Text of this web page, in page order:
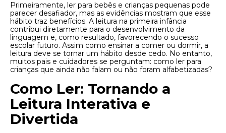
Primeiramente, ler para bebês e crianças pequenas pode
parecer desafiador, mas as evidências mostram que esse
hábito traz benefícios. A leitura na primeira infância
contribui diretamente para o desenvolvimento da
linguagem e, como resultado, favorecendo o sucesso
escolar futuro. Assim como ensinar a comer ou dormir, a
leitura deve se tornar um hábito desde cedo. No entanto,
muitos pais e cuidadores se perguntam: como ler para
crianças que ainda não falam ou não foram alfabetizadas?
Como Ler: Tornando a
Leitura Interativa e
Divertida